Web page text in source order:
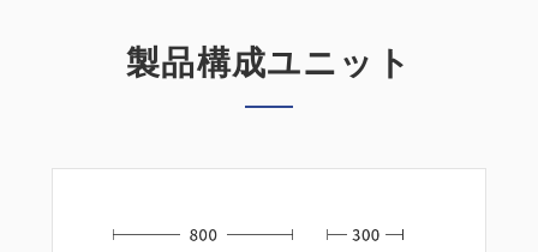
製品構成ユニット